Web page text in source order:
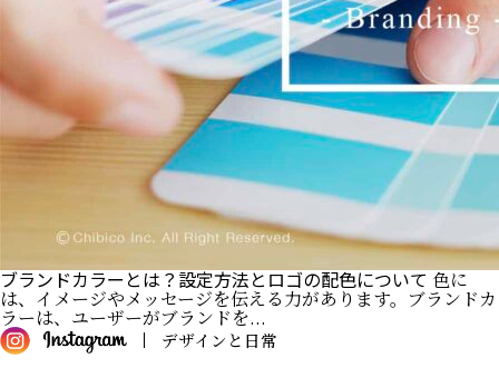
ブランドカラーとは？設定方法とロゴの配色について色に
は、イメージやメッセージを伝える力があります。ブランドカ
ラーは、ユーザーがブランドを...